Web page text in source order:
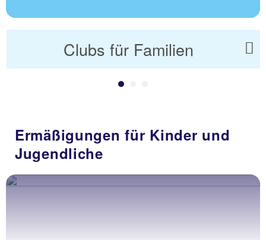
Clubs für Familien
Ermäßigungen für Kinder und
Jugendliche